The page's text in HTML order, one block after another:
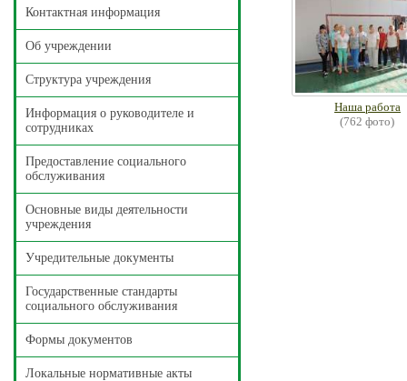
Контактная информация
Об учреждении
Структура учреждения
Информация о руководителе и
сотрудниках
Предоставление социального
обслуживания
Основные виды деятельности
учреждения
Учредительные документы
Государственные стандарты
социального обслуживания
Формы документов
Локальные нормативные акты
Наша работа
(762 фото)